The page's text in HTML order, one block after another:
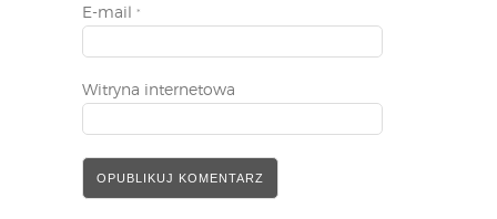
E-mail *
Witryna internetowa